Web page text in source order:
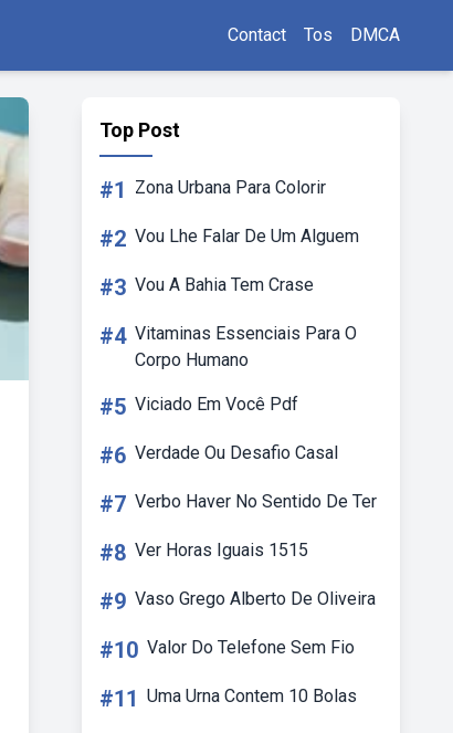
Contact Tos DMCA
Top Post
#1 Zona Urbana Para Colorir
#2 Vou Lhe Falar De Um Alguem
#3 Vou A Bahia Tem Crase
#4 Vitaminas Essenciais Para O
Corpo Humano
#5 Viciado Em Você Pdf
#6 Verdade Ou Desafio Casal
#7 Verbo Haver No Sentido De Ter
#8 Ver Horas Iguais 1515
#9 Vaso Grego Alberto De Oliveira
#10 Valor Do Telefone Sem Fio
#11 Uma Urna Contem 10 Bolas